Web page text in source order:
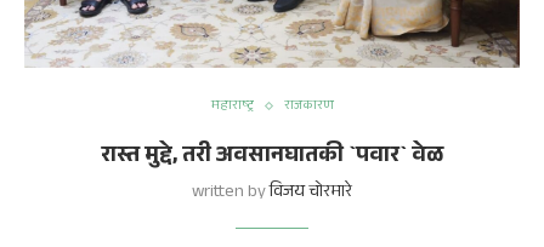
महाराष्ट्र राजकारण
रास्त मुद्दे, तरी अवसानघातकी `पवार` वेळ
written byविजय चोरमारे